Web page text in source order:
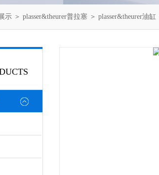
示 ＞ plasser&theurer普拉塞 ＞ plasser&theurer油缸